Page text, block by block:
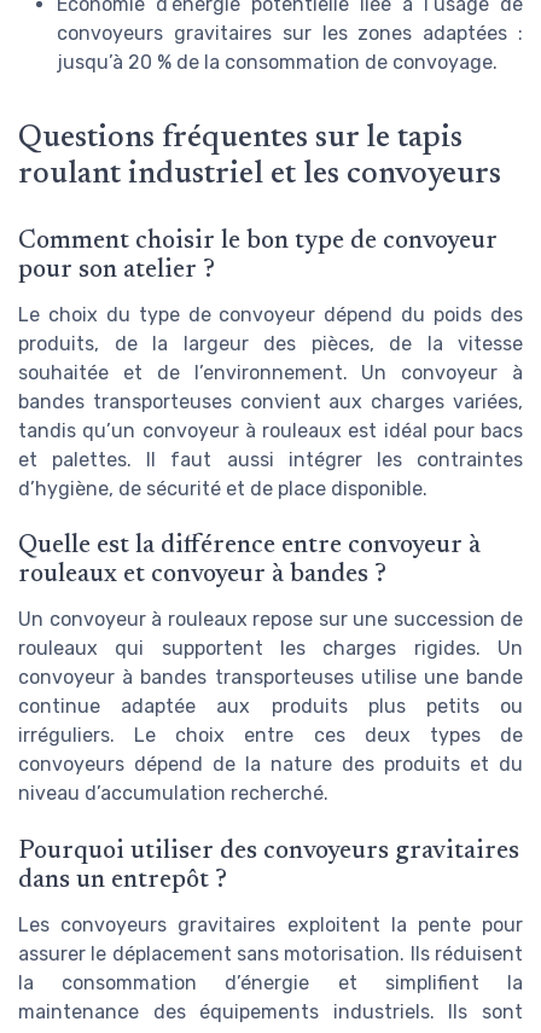
convoyeurs gravitaires sur les zones adaptées :
jusqu’à 20 % de la consommation de convoyage.
Questions fréquentes sur le tapis
roulant industriel et les convoyeurs
Comment choisir le bon type de convoyeur
pour son atelier ?
Le choix du type de convoyeur dépend du poids des
produits, de la largeur des pièces, de la vitesse
souhaitée et de l’environnement. Un convoyeur à
bandes transporteuses convient aux charges variées,
tandis qu’un convoyeur à rouleaux est idéal pour bacs
et palettes. Il faut aussi intégrer les contraintes
d’hygiène, de sécurité et de place disponible.
Quelle est la différence entre convoyeur à
rouleaux et convoyeur à bandes ?
Un convoyeur à rouleaux repose sur une succession de
rouleaux qui supportent les charges rigides. Un
convoyeur à bandes transporteuses utilise une bande
continue adaptée aux produits plus petits ou
irréguliers. Le choix entre ces deux types de
convoyeurs dépend de la nature des produits et du
niveau d’accumulation recherché.
Pourquoi utiliser des convoyeurs gravitaires
dans un entrepôt ?
Les convoyeurs gravitaires exploitent la pente pour
assurer le déplacement sans motorisation. Ils réduisent
la consommation d’énergie et simplifient la
maintenance des équipements industriels. Ils sont